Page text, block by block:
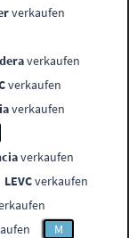
verkaufen
verkaufen
verkaufen
verkaufen
verkaufen
LEVCverkaufen
M